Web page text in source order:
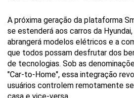
A próxima geração da plataforma
se estenderá aos carros da
abrangerá modelos elétricos e a
que todos possam desfrutar dos
de tecnologias. Sob as
"Car-to-Home", essa integração
usuários controlem remotamente